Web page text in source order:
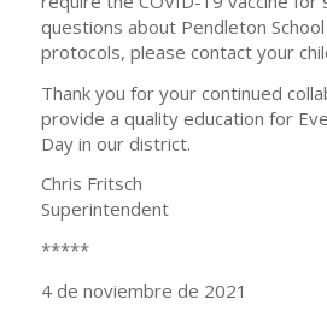
questions about Pendleton
protocols, please contact your
Thank you for your continued
provide a quality education for
Day in our district.
Chris Fritsch
Superintendent
*****
4 de noviembre de 2021